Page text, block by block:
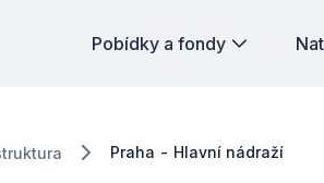
Pobídky a fondy
Praha - Hlavní nádraží